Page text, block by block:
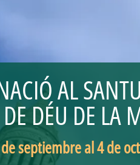
AL
DÉU DE LA
septiembre al 4 de